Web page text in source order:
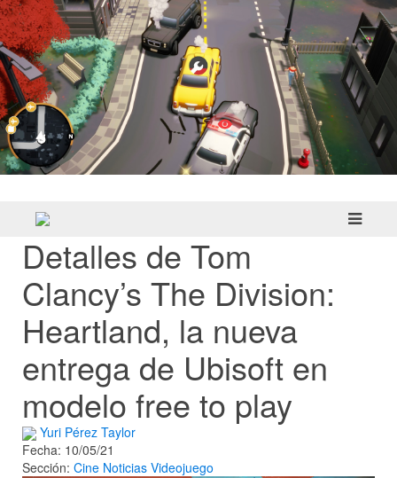
Detalles de Tom
Clancy’s The Division:
Heartland, la nueva
entrega de Ubisoft en
modelo free to play
Yuri Pérez Taylor
Fecha: 10/05/21
Sección: Cine Noticias Videojuego